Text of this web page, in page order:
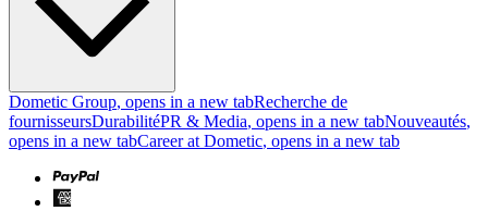
Dometic Group, opens in a new tabRecherche de
fournisseursDurabilitéPR & Media, opens in a new tabNouveautés,
opens in a new tabCareer at Dometic, opens in a new tab